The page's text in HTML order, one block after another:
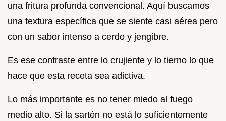
una fritura profunda convencional. Aquí buscamos
una textura específica que se siente casi aérea pero
con un sabor intenso a cerdo y jengibre.
Es ese contraste entre lo crujiente y lo tierno lo que
hace que esta receta sea adictiva.
Lo más importante es no tener miedo al fuego
medio alto. Si la sartén no está lo suficientemente